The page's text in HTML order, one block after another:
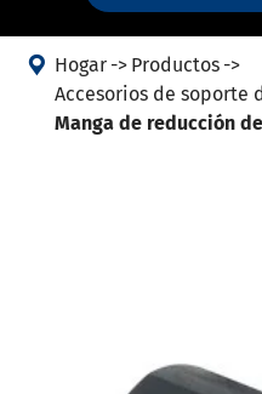
 Hogar
Productos
Accesorios de soporte
Manga de reducción